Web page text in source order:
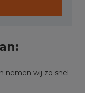
nemen wij zo snel